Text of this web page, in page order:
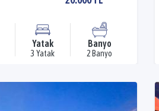
Yatak
3 Yatak
Banyo
2 Banyo